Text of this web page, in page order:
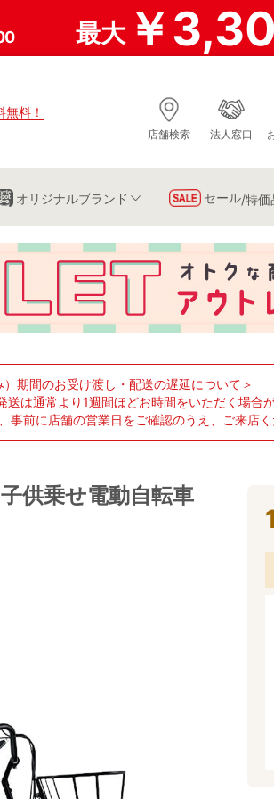
最大￥
無料 ！
店舗検索 法人窓口
オリジナルブランド セール/特価
）期間のお受け渡し・配送の遅延について＞
は通常より1週間ほどお時間をいただく場合が
事前に店舗の営業日をご確認のうえ、ご来店く
供乗せ電動自転車